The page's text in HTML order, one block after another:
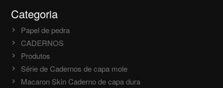
Categoria
Papel de pedra
CADERNOS
Produtos
Série de Cadernos de capa mole
Macaron Skin Caderno de capa dura